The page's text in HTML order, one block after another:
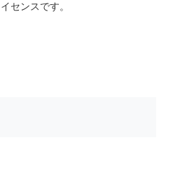
センスです。